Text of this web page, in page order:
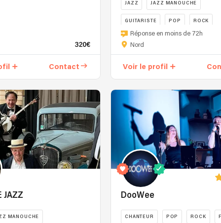
professionnels
:
il
adapte
son
à
la
demande
des
organisateurs
(parfois
Duo
Quatuor)
et
propose
répertoire
dynamique,
320€
Contact
JAZZ JAZZ MANOUCHE
GUITARISTE POP ROCK
JLB
–
vous
de
styles
d’univers
différents
pour
animer
vos
événements
que
Réponse en moins de 72h
Nord
Voir le profil
JAZZ
MANOUCHE
DooWee
CHANTEUR POP ROCK